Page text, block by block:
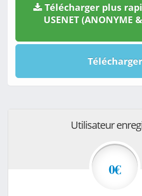
Télécharger plus
USENET (ANONYME
Télécharger
Utilisateur
0€